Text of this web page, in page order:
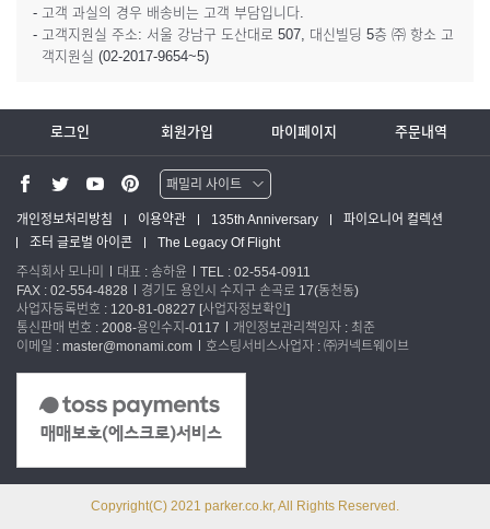
- 고객 과실의 경우 배송비는 고객 부담입니다.
- 고객지원실 주소: 서울 강남구 도산대로 507, 대신빌딩 5층 ㈜ 항소 고
객지원실 (02-2017-9654~5)
로그인 회원가입 마이페이지 주문내역
패밀리 사이트
워터맨 쇼핑몰
파카 글로벌
개인정보처리방침 이용약관 135th Anniversary
파이오니어 컬렉션
조터 글로벌 아이콘
The Legacy Of Flight
주식회사 모나미
대표 : 송하윤
TEL : 02-554-0911
FAX : 02-554-4828
경기도 용인시 수지구 손곡로 17(동천동)
사업자등록번호 : 120-81-08227 [사업자정보확인]
통신판매 번호 : 2008-용인수지-0117
개인정보관리책임자 : 최준
이메일 : master@monami.com
호스팅서비스사업자 : ㈜커넥트웨이브
Copyright(C) 2021 parker.co.kr, All Rights Reserved.